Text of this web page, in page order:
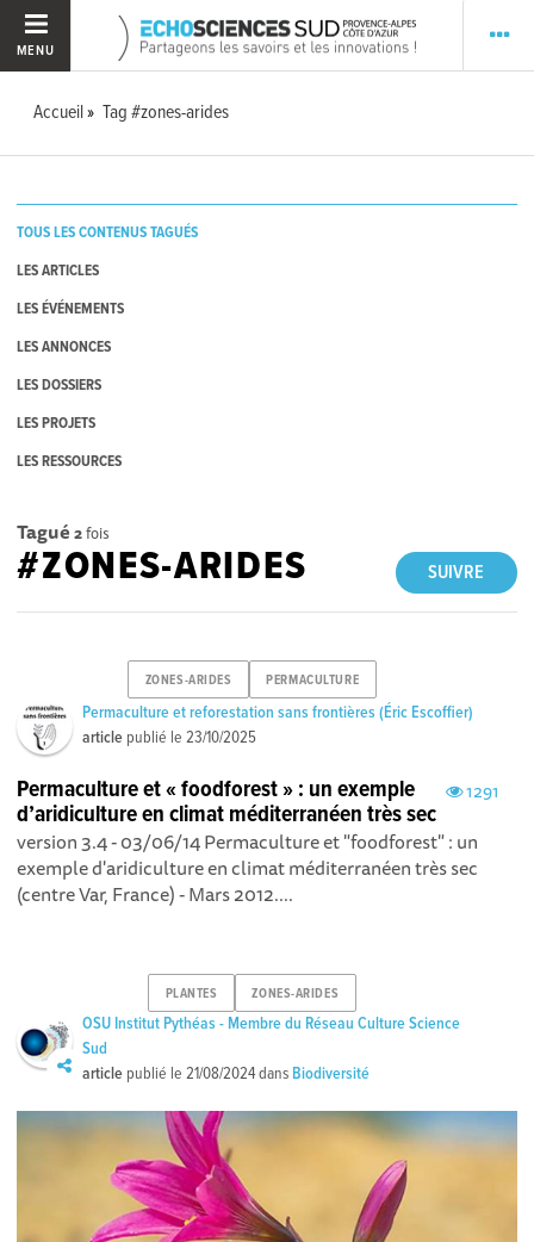
MENU
Accueil Tag #zones-arides
TOUS LES CONTENUS TAGUÉS
LES ARTICLES
LES ÉVÉNEMENTS
LES ANNONCES
LES DOSSIERS
LES PROJETS
LES RESSOURCES
Tagué 2fois
SUIVRE
#ZONES-ARIDES
ZONES-ARIDES PERMACULTURE
Permaculture et reforestation sans frontières (Éric Escoffier)
article publié le23/10/2025
1291
Permaculture et « foodforest » : un exemple
d’aridiculture en climat méditerranéen très sec
version 3.4 - 03/06/14 Permaculture et "foodforest" : un
exemple d'aridiculture en climat méditerranéen très sec
(centre Var, France) - Mars 2012....
PLANTES ZONES-ARIDES
OSU Institut Pythéas - Membre du Réseau Culture Science
Sud
article publié le21/08/2024dans Biodiversité